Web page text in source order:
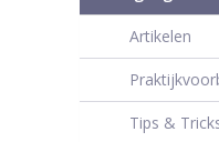
Artikelen
Tips &